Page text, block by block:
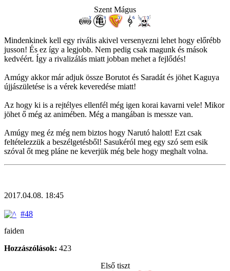
Szent Mágus
Mindenkinek kell egy rivális akivel versenyezni lehet hogy előrébb
jusson! És ez így a legjobb. Nem pedig csak magunk és mások
kedvéért. Így a rivalizálás miatt jobban mehet a fejlődés!
Amúgy akkor már adjuk össze Borutot és Saradát és jöhet Kaguya
újjászületése is a vérek keveredése miatt!
Az hogy ki is a rejtélyes ellenfél még igen korai kavarni vele! Mikor
jöhet ő még az animében. Még a mangában is messze van.
Amúgy meg éz még nem biztos hogy Narutó halott! Ezt csak
feltételezzük a beszélgetésből! Sasukéról meg egy szó sem esik
szóval őt meg pláne ne keverjük még bele hogy meghalt volna.
2017.04.08. 18:45
#48
faiden
Hozzászólások: 423
Első tiszt